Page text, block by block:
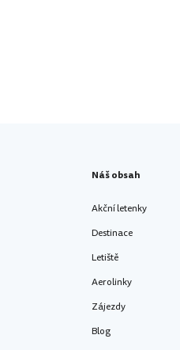
Náš obsah
Akční letenky
Destinace
Letiště
Aerolinky
Zájezdy
Blog